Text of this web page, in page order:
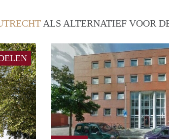
ALS ALTERNATIEF VOOR